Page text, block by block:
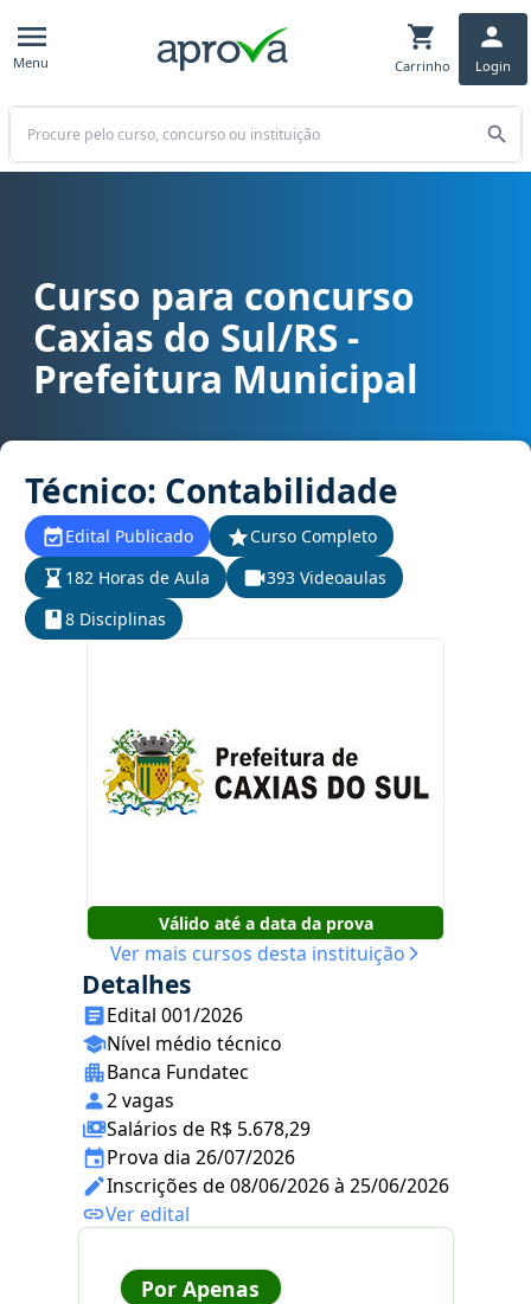
Menu Carrinho Login
Buscar
Curso para concurso Caxias do Sul/RS - Prefeitura Municipal
Curso para concurso
Caxias do Sul/RS -
Prefeitura Municipal
Técnico: Contabilidade
Edital Publicado
Curso Completo
182 Horas de Aula
393 Videoaulas
8 Disciplinas
Válido até a data da prova
Ver mais cursos desta instituição
Detalhes
Edital 001/2026
Nível médio técnico
Banca Fundatec
2 vagas
Salários de R$ 5.678,29
Prova dia 26/07/2026
Inscrições de 08/06/2026 à 25/06/2026
Ver edital
Por Apenas